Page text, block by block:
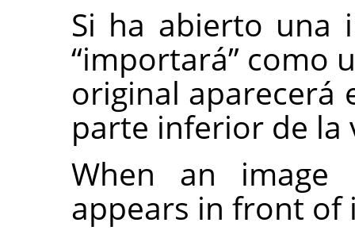
Si ha abierto una
“importará” como
original aparecerá
parte inferior de la
When an image
appears in front of